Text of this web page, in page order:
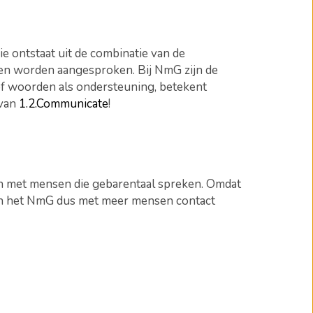
ontstaat uit de combinatie van de
worden aangesproken. Bij NmG zijn de
woorden als ondersteuning, betekent
1.2.Communicate!
mensen die gebarentaal spreken. Omdat
NmG dus met meer mensen contact